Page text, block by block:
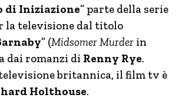
di Iniziazione” parte della serie
la televisione dal titolo
” (Midsomer Murder in
dai romanzi di Renny Rye.
britannica, il film tv è
Holthouse.